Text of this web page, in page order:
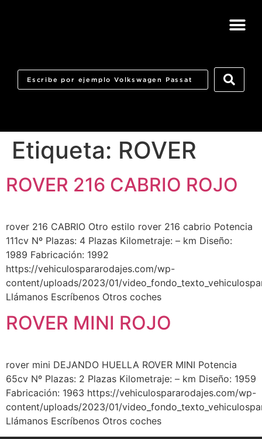
Etiqueta: ROVER
ROVER 216 CABRIO ROJO
rover 216 CABRIO Otro estilo rover 216 cabrio Potencia
111cv Nº Plazas: 4 Plazas Kilometraje: – km Diseño:
1989 Fabricación: 1992
https://vehiculospararodajes.com/wp-
content/uploads/2023/01/
Llámanos Escríbenos Otros coches
ROVER MINI ROJO
rover mini DEJANDO HUELLA ROVER MINI Potencia
65cv Nº Plazas: 2 Plazas Kilometraje: – km Diseño: 1959
Fabricación: 1963 https://vehiculospararodajes.com/wp-
content/uploads/2023/01/
Llámanos Escríbenos Otros coches